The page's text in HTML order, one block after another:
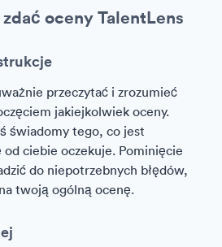
oceny TalentLens
przeczytać i zrozumieć
jakiejkolwiek oceny.
świadomy tego, co jest
ciebie oczekuje. Pominięcie
do niepotrzebnych błędów,
twoją ogólną ocenę.